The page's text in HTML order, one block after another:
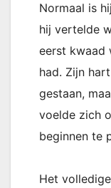
Normaal is
hij vertelde
eerst kwaad
had. Zijn
gestaan,
voelde zich
beginnen te
Het